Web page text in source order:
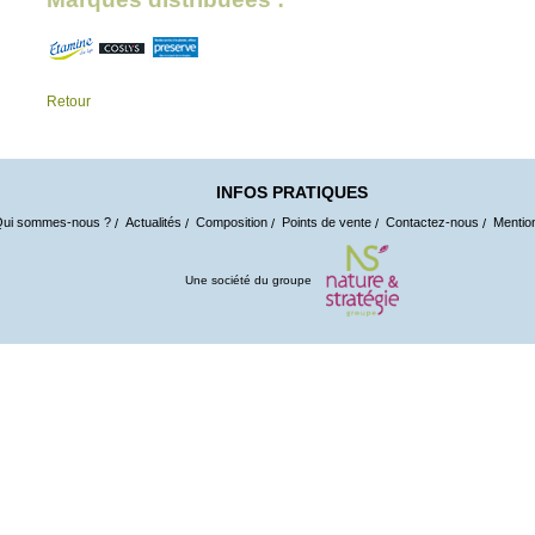
Retour
INFOS PRATIQUES
sommes-nous ? Actualités Composition Points de vente Contactez-nous
Une société du groupe ​